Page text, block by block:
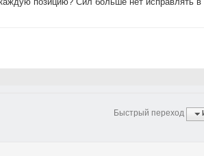
Быстрый переход